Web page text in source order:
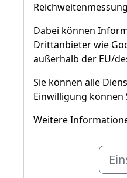
Dabei können
Drittanbieter wie
außerhalb der EU/
Sie können alle
Einwilligung können
Weitere